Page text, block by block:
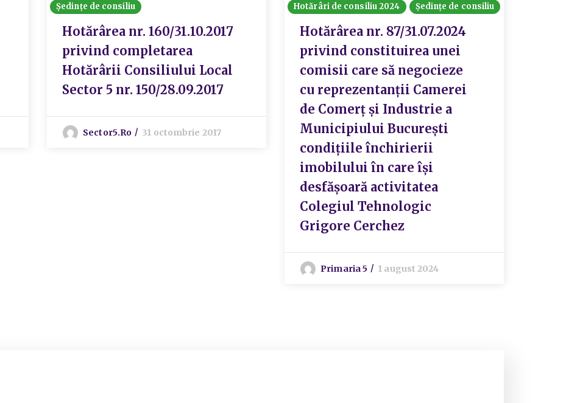
Ședințe de consiliu
Hotărârea nr. 160/31.10.2017
privind completarea
Hotărârii Consiliului Local
Sector 5 nr. 150/28.09.2017
Sector5.ro 31 octombrie 2017
Hotărâri de consiliu 2024
Ședințe de consiliu
Hotărârea nr. 87/31.07.2024
privind constituirea unei
comisii care să negocieze
cu reprezentanții Camerei
de Comerț și Industrie a
Municipiului București
condițiile închirierii
imobilului în care își
desfășoară activitatea
Colegiul Tehnologic
Grigore Cerchez
Primaria 5 1 august 2024